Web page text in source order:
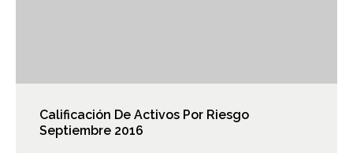
Calificación De Activos Por Riesgo
Septiembre 2016